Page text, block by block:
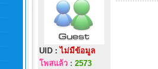
UID :ไม่มีข้อมูล
โพสแล้ว: 2573